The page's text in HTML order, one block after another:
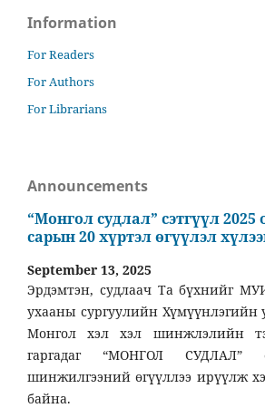
Information
For Readers
For Authors
For Librarians
Announcements
“Монгол судлал” сэтгүүл 2025
сарын 20 хүртэл өгүүлэл
September 13, 2025
Эрдэмтэн, судлаач Та бүхнийг
ухааны сургуулийн Хүмүүнлэгийн
Монгол хэл хэл шинжлэлийн
гаргадаг “МОНГОЛ СУДЛАЛ”
шинжилгээний өгүүллээ ирүүлж
байна.